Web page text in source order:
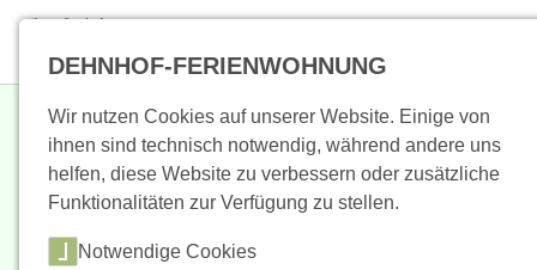
Skip to main content
Skip to page footer
Show larger version
DEHNHOF-FERIENWOHNUNG
Wir nutzen Cookies auf unserer Website. Einige von
ihnen sind technisch notwendig, während andere uns
helfen, diese Website zu verbessern oder zusätzliche
Funktionalitäten zur Verfügung zu stellen.
Notwendige Cookies